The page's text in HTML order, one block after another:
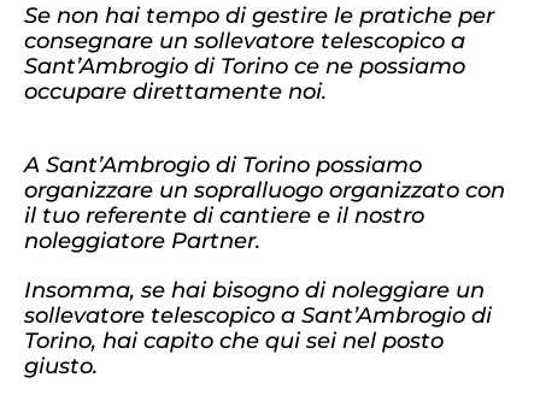
Se non hai tempo di gestire le pratiche per
consegnare un sollevatore telescopico a
Sant’Ambrogio di Torino ce ne possiamo
occupare direttamente noi.
A Sant’Ambrogio di Torino possiamo
organizzare un sopralluogo organizzato con
il tuo referente di cantiere e il nostro
noleggiatore Partner.
Insomma, se hai bisogno di noleggiare un
sollevatore telescopico a Sant’Ambrogio di
Torino, hai capito che qui sei nel posto
giusto.